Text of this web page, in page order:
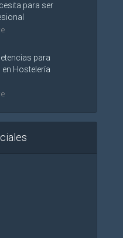
para ser
para
en Hostelería